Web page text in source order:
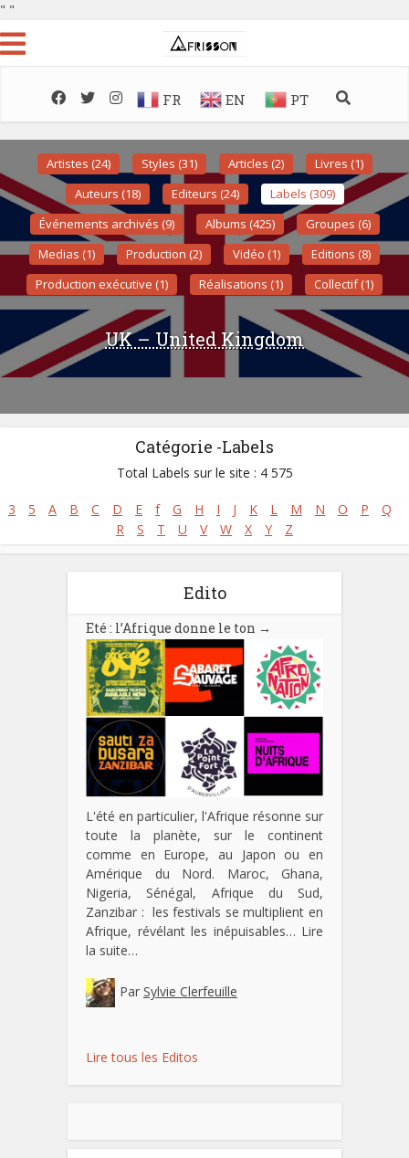
" "
FR EN PT
Artistes (24) Styles (31) Articles (2)
Livres (1)
Auteurs (18)
Editeurs (24)
Labels (309)
Événements archivés (9)
Albums (425)
Groupes (6)
Medias (1)
Production (2) Vidéo (1)
Editions (8)
Production exécutive (1)
Réalisations (1) Collectif (1)
UK – United Kingdom
Catégorie -Labels
Total Labels sur le site : 4 575
3 5 A B C D E f G H I J K L M N O P
Q
R
S T U V W X Y Z
Edito
Eté : l’Afrique donne le ton →
L'été en particulier, l'Afrique résonne sur
toute la planète, sur le continent
comme en Europe, au Japon ou en
Amérique du Nord. Maroc, Ghana,
Nigeria, Sénégal, Afrique du Sud,
Zanzibar : les festivals se multiplient en
Afrique, révélant les inépuisables… Lire
la suite…
Par Sylvie Clerfeuille
Lire tous les Editos